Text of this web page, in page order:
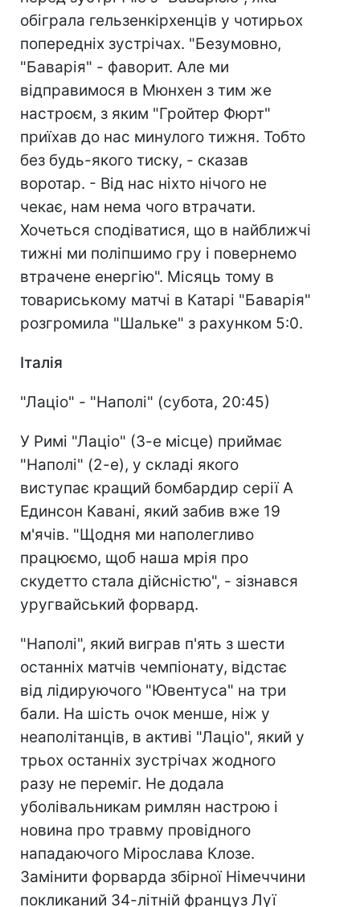
обіграла гельзенкірхенців у чотирьох
попередніх зустрічах. "Безумовно,
"Баварія" - фаворит. Але ми
відправимося в Мюнхен з тим же
настроєм, з яким "Гройтер Фюрт"
приїхав до нас минулого тижня. Тобто
без будь-якого тиску, - сказав
воротар. - Від нас ніхто нічого не
чекає, нам нема чого втрачати.
Хочеться сподіватися, що в найближчі
тижні ми поліпшимо гру і повернемо
втрачене енергію". Місяць тому в
товариському матчі в Катарі "Баварія"
розгромила "Шальке" з рахунком 5:0.
Італія
"Лаціо" - "Наполі" (субота, 20:45)
У Римі "Лаціо" (3-е місце) приймає
"Наполі" (2-е), у складі якого
виступає кращий бомбардир серії А
Единсон Кавані, який забив вже 19
м'ячів. "Щодня ми наполегливо
працюємо, щоб наша мрія про
скудетто стала дійсністю", - зізнався
уругвайський форвард.
"Наполі", який виграв п'ять з шести
останніх матчів чемпіонату, відстає
від лідируючого "Ювентуса" на три
бали. На шість очок менше, ніж у
неаполітанців, в активі "Лаціо", який у
трьох останніх зустрічах жодного
разу не переміг. Не додала
уболівальникам римлян настрою і
новина про травму провідного
нападаючого Мірослава Клозе.
Замінити форварда збірної Німеччини
покликаний 34-літній француз Луї